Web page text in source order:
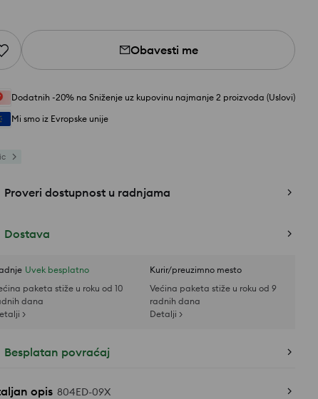
Obavesti me
Dodatnih -20% na Sniženje uz kupovinu najmanje 2 proizvoda (Uslovi)
Mi smo iz Evropske unije
Proveri dostupnost u radnjama
Dostava
Uvek besplatno
paketa stiže u roku od 10
dana
>
Kurir/preuzimno mesto
Većina paketa stiže u roku od 9
radnih dana
Detalji >
Besplatan povraćaj
opis 804ED-09X